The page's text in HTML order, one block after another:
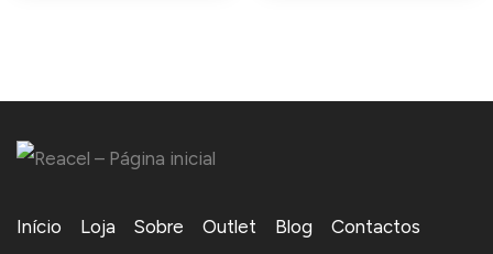
Início Loja Sobre Outlet Blog Contactos